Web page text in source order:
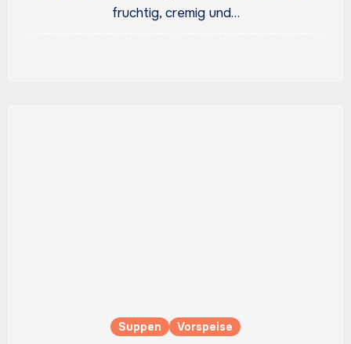
fruchtig, cremig und…
Suppen Vorspeise